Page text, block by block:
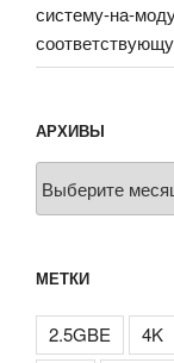
систему-на-
АРХИВЫ
МЕТКИ
2.5GBE 4K